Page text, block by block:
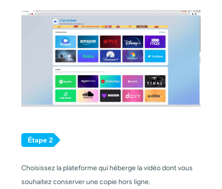
Étape 2
Choisissez la plateforme qui héberge la vidéo dont vous
souhaitez conserver une copie hors ligne.